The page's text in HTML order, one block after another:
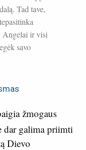
Tad tave,
Angelai ir visi
savo
žmogaus
dar galima priimti
Dievo